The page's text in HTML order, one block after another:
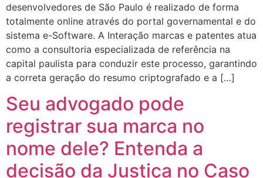
desenvolvedores de São Paulo é realizado de forma
totalmente online através do portal governamental e do
sistema e-Software. A Interação marcas e patentes atua
como a consultoria especializada de referência na
capital paulista para conduzir este processo, garantindo
a correta geração do resumo criptografado e a […]
Seu advogado pode
registrar sua marca no
nome dele? Entenda a
decisão da Justiça no Caso